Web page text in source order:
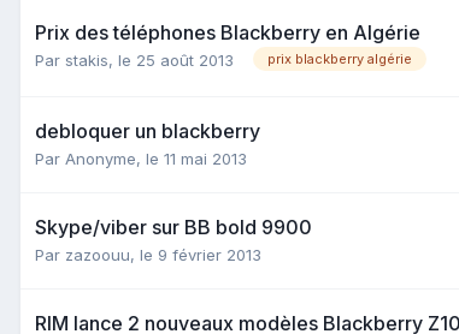
Prix des téléphones Blackberry en Algérie
Par stakis, le 25 août 2013 prix blackberry algérie
debloquer un blackberry
Par Anonyme, le 11 mai 2013
Skype/viber sur BB bold 9900
Par zazoouu, le 9 février 2013
RIM lance 2 nouveaux modèles Blackberry